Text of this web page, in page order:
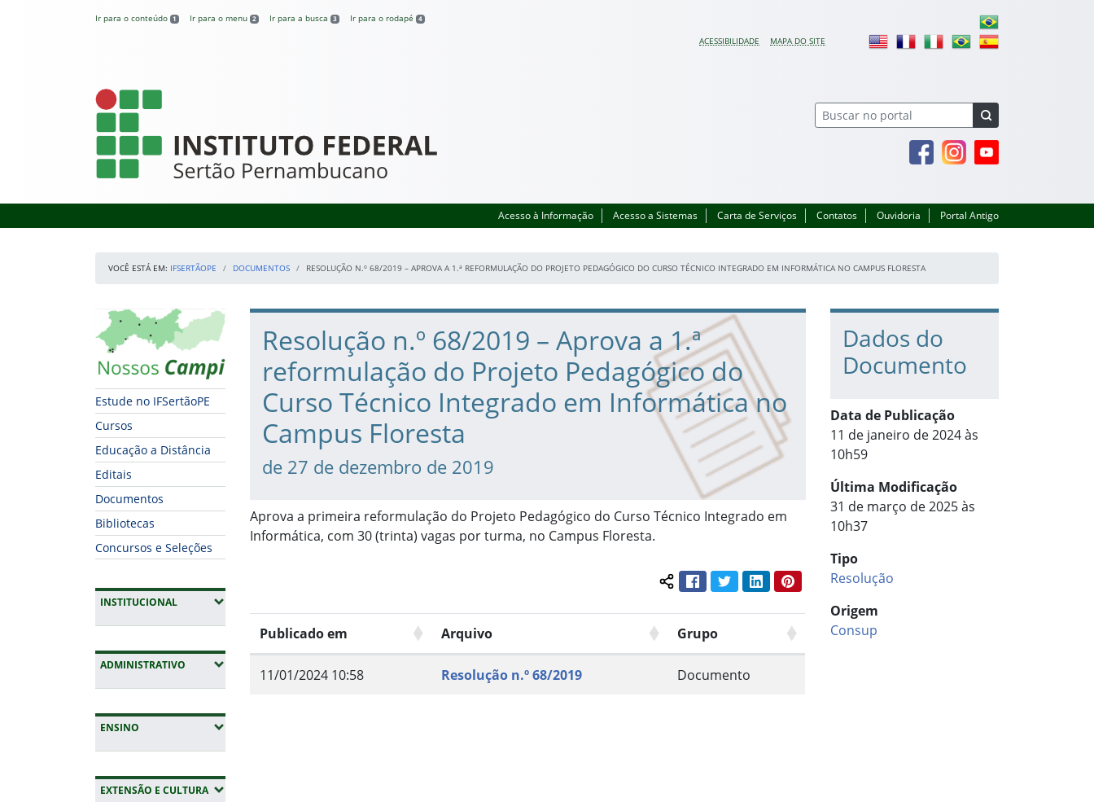
Ir para o conteúdo 1 Ir para o menu 2 Ir para a busca 3 Ir para o rodapé 4
ACESSIBILIDADE MAPA DO SITE
IFSertãoPE
FacebookInstagramYoutube
Acesso à Informação Acesso a Sistemas Carta de Serviços Contatos Ouvidoria Portal Antigo
VOCÊ ESTÁ EM: IFSERTÃOPE DOCUMENTOS RESOLUÇÃO N.º 68/2019 – APROVA A 1.ª REFORMULAÇÃO DO PROJETO PEDAGÓGICO DO CURSO TÉCNICO INTEGRADO EM INFORMÁTICA NO CAMPUS FLORESTA
Início da navegação
Mapa Campi
Estude no IFSertãoPE
Cursos
Educação a Distância
Editais
Documentos
Bibliotecas
Concursos e Seleções
INSTITUCIONAL(EXPANDIR SUBMENUS)
ADMINISTRATIVO (EXPANDIR SUBMENUS)
ENSINO (EXPANDIR SUBMENUS)
EXTENSÃO E CULTURA(EXPANDIR SUBMENUS)
Início do conteúdo
Resolução n.º 68/2019 – Aprova a 1.ª
reformulação do Projeto Pedagógico do
Curso Técnico Integrado em Informática no
Campus Floresta
de 27 de dezembro de 2019
Aprova a primeira reformulação do Projeto Pedagógico do Curso Técnico Integrado em
Informática, com 30 (trinta) vagas por turma, no Campus Floresta.
Compartilhar conteúdo:
FacebookTwitterLinkedInPinterest
Publicado em Arquivo Grupo
11/01/2024 10:58 Resolução n.º 68/2019 Documento
Dados do
Documento
Data de Publicação
11 de janeiro de 2024 às
10h59
Última Modificação
31 de março de 2025 às
10h37
Tipo
Resolução
Origem
Consup